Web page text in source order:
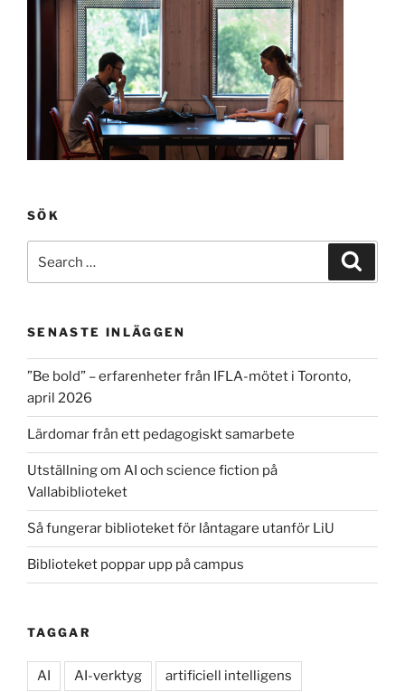
SÖK
for:
SENASTE INLÄGGEN
”Be bold” – erfarenheter från IFLA-mötet i Toronto,
april 2026
Lärdomar från ett pedagogiskt samarbete
Utställning om AI och science fiction på
Vallabiblioteket
Så fungerar biblioteket för låntagare utanför LiU
Biblioteket poppar upp på campus
TAGGAR
AI AI-verktyg artificiell intelligens